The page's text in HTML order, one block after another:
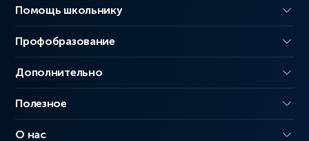
Помощь школьнику
Профобразование
Дополнительно
Полезное
О нас